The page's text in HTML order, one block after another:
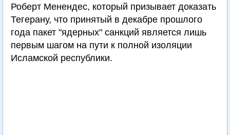
Роберт Менендес, который призывает доказать
Тегерану, что принятый в декабре прошлого
года пакет "ядерных" санкций является лишь
первым шагом на пути к полной изоляции
Исламской республики.